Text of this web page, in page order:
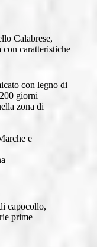
Calabrese,
caratteristiche
con legno di
giorni
zona di
e
capocollo,
prime